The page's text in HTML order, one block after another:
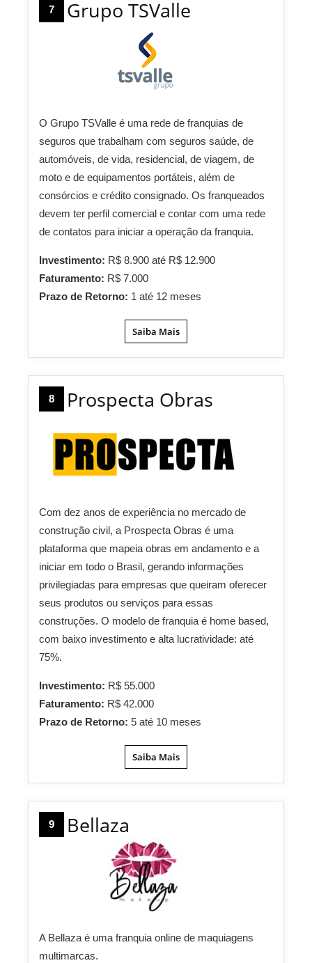
7 Grupo TSValle
O Grupo TSValle é uma rede de franquias de
seguros que trabalham com seguros saúde, de
automóveis, de vida, residencial, de viagem, de
moto e de equipamentos portáteis, além de
consórcios e crédito consignado. Os franqueados
devem ter perfil comercial e contar com uma rede
de contatos para iniciar a operação da franquia.
Investimento: R$ 8.900 até R$ 12.900
Faturamento: R$ 7.000
Prazo de Retorno: 1 até 12 meses
Saiba Mais
8 Prospecta Obras
Com dez anos de experiência no mercado de
construção civil, a Prospecta Obras é uma
plataforma que mapeia obras em andamento e a
iniciar em todo o Brasil, gerando informações
privilegiadas para empresas que queiram oferecer
seus produtos ou serviços para essas
construções. O modelo de franquia é home based,
com baixo investimento e alta lucratividade: até
75%.
Investimento: R$ 55.000
Faturamento: R$ 42.000
Prazo de Retorno: 5 até 10 meses
Saiba Mais
9 Bellaza
A Bellaza é uma franquia online de maquiagens
multimarcas.